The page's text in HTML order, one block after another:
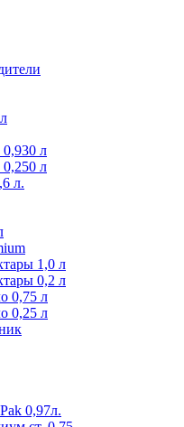
л
л
л.
1,0 л
0,2 л
0,75 л
0,25 л
0,97л.